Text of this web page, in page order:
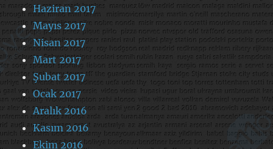
Haziran 2017
Mayıs 2017
Nisan 2017
Mart 2017
Şubat 2017
Ocak 2017
Aralık 2016
Kasım 2016
Ekim 2016